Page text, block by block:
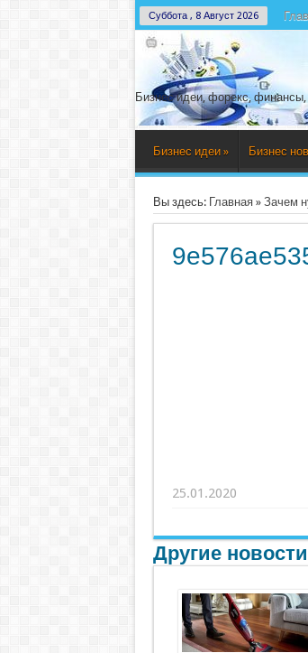
Суббота , 8 Август 2026
Бизнес идеи, форекс, финансы,
Бизнес идеи » Бизнес
Вы здесь: Главная» Зачем
25.01.2020
Другие новости